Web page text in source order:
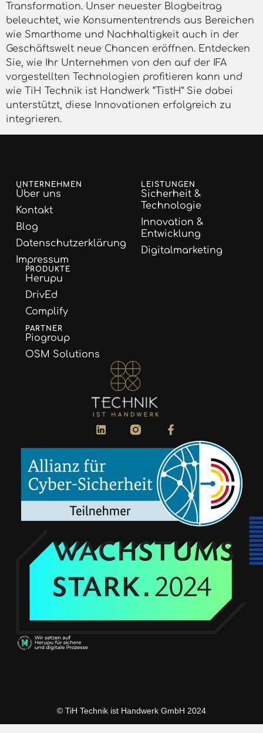
Transformation. Unser neuester Blogbeitrag
beleuchtet, wie Konsumententrends aus Bereichen
wie Smarthome und Nachhaltigkeit auch in der
Geschäftswelt neue Chancen eröffnen. Entdecken
Sie, wie Ihr Unternehmen von den auf der IFA
vorgestellten Technologien profitieren kann und
wie TiH Technik ist Handwerk “TistH” Sie dabei
unterstützt, diese Innovationen erfolgreich zu
integrieren.
UNTERNEHMEN
Über uns
Kontakt
Blog
Datenschutzerklärung
Impressum
LEISTUNGEN
Sicherheit &
Technologie
Innovation &
Entwicklung
Digitalmarketing
PRODUKTE
Herupu
DrivEd
Complify
PARTNER
Piogroup
OSM Solutions
© TiH Technik ist Handwerk GmbH 2024